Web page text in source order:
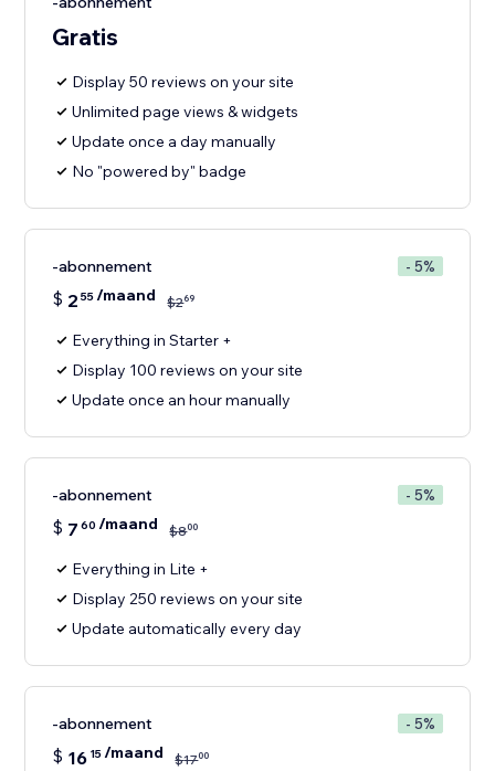
Gratis
Display 50 reviews on your site
Unlimited page views & widgets
Update once a day manually
No "powered by" badge
-abonnement - 5%
$ 2 55/maand $269
Everything in Starter +
Display 100 reviews on your site
Update once an hour manually
-abonnement - 5%
$ 7 60 /maand $800
Everything in Lite +
Display 250 reviews on your site
Update automatically every day
-abonnement - 5%
$ 16 15/maand $1700